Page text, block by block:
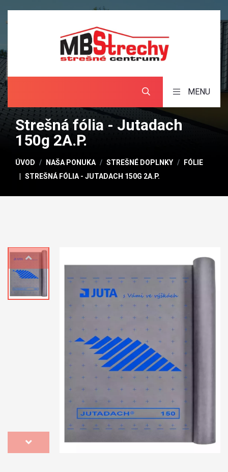
MENU
Strešná fólia - Jutadach
150g 2A.P.
ÚVOD NAŠA PONUKA STREŠNÉ DOPLNKY
FÓLIE
STREŠNÁ FÓLIA - JUTADACH 150G 2A.P.